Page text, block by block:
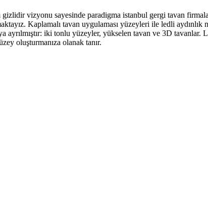
vizyonu sayesinde paradigma istanbul gergi tavan
Kaplamalı tavan uygulaması yüzeyleri ile ledli aydınlık
iki tonlu yüzeyler, yükselen tavan ve 3D tavanlar.
oluşturmanıza olanak tanır.